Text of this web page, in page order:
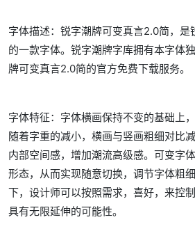
字体描述：锐字潮牌可变真言2.0简，是
的一款字体。锐字潮牌字库拥有本字体
牌可变真言2.0简的官方免费下载服务。
字体特征：字体横画保持不变的基础上
随着字重的减小，横画与竖画粗细对比
内部空间感，增加潮流高级感。可变字
形态，从而实现随意切换，调节字体粗
下，设计师可以按照需求，喜好，来控
具有无限延伸的可能性。